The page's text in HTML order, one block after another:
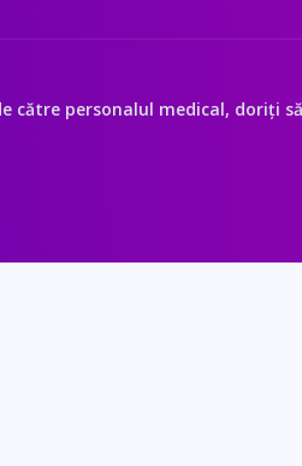
către personalul medical, doriți